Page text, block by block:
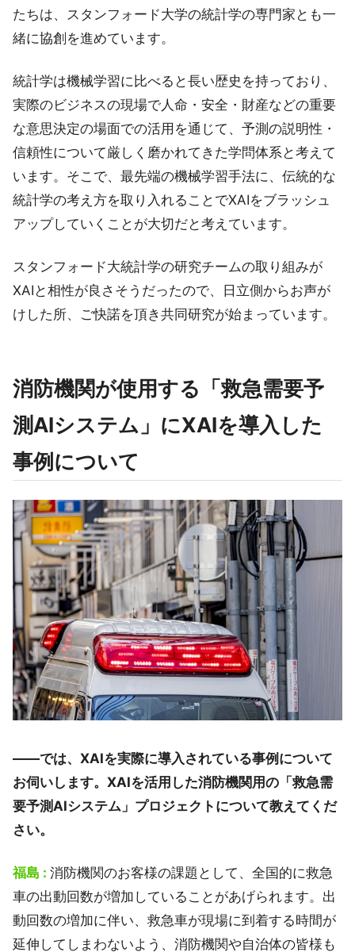
たちは、スタンフォード大学の統計学の専門家とも一
緒に協創を進めています。
統計学は機械学習に比べると長い歴史を持っており、
実際のビジネスの現場で人命・安全・財産などの重要
な意思決定の場面での活用を通じて、予測の説明性・
信頼性について厳しく磨かれてきた学問体系と考えて
います。そこで、最先端の機械学習手法に、伝統的な
統計学の考え方を取り入れることでXAIをブラッシュ
アップしていくことが大切だと考えています。
スタンフォード大統計学の研究チームの取り組みが
XAIと相性が良さそうだったので、日立側からお声が
けした所、ご快諾を頂き共同研究が始まっています。
消防機関が使用する「救急需要予
測AIシステム」にXAIを導入した
事例について
――では、XAIを実際に導入されている事例について
お伺いします。XAIを活用した消防機関用の「救急需
要予測AIシステム」プロジェクトについて教えてくだ
さい。
福島 : 消防機関のお客様の課題として、全国的に救急
車の出動回数が増加していることがあげられます。出
動回数の増加に伴い、救急車が現場に到着する時間が
延伸してしまわないよう、消防機関や自治体の皆様も